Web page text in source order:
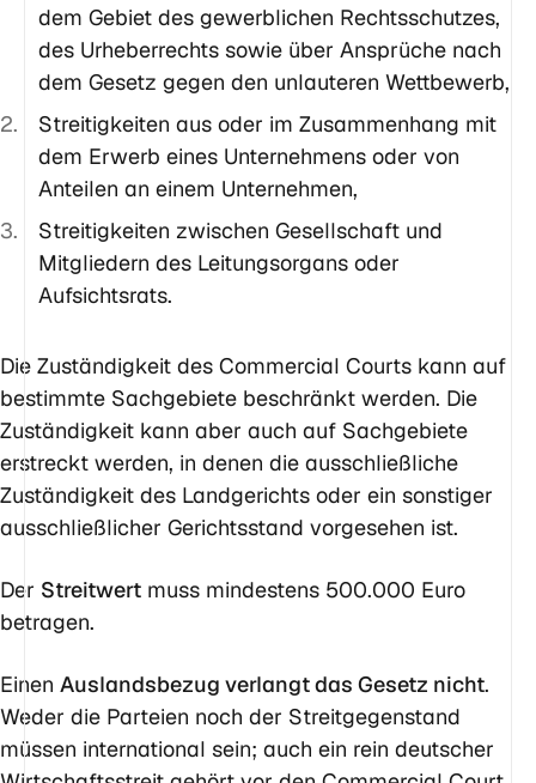
dem Gebiet des gewerblichen Rechtsschutzes,
des Urheberrechts sowie über Ansprüche nach
dem Gesetz gegen den unlauteren Wettbewerb,
Streitigkeiten aus oder im Zusammenhang mit
dem Erwerb eines Unternehmens oder von
Anteilen an einem Unternehmen,
Streitigkeiten zwischen Gesellschaft und
Mitgliedern des Leitungsorgans oder
Aufsichtsrats.
Die Zuständigkeit des Commercial Courts kann auf
bestimmte Sachgebiete beschränkt werden. Die
Zuständigkeit kann aber auch auf Sachgebiete
erstreckt werden, in denen die ausschließliche
Zuständigkeit des Landgerichts oder ein sonstiger
ausschließlicher Gerichtsstand vorgesehen ist.
Der Streitwert muss mindestens 500.000 Euro
betragen.
Einen Auslandsbezug verlangt das Gesetz nicht.
Weder die Parteien noch der Streitgegenstand
müssen international sein; auch ein rein deutscher